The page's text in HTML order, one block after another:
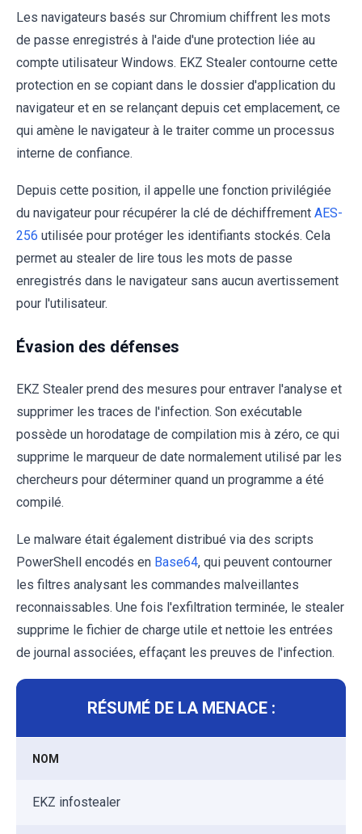
Les navigateurs basés sur Chromium chiffrent les mots
de passe enregistrés à l'aide d'une protection liée au
compte utilisateur Windows. EKZ Stealer contourne cette
protection en se copiant dans le dossier d'application du
navigateur et en se relançant depuis cet emplacement, ce
qui amène le navigateur à le traiter comme un processus
interne de confiance.
Depuis cette position, il appelle une fonction privilégiée
du navigateur pour récupérer la clé de déchiffrement AES-
256 utilisée pour protéger les identifiants stockés. Cela
permet au stealer de lire tous les mots de passe
enregistrés dans le navigateur sans aucun avertissement
pour l'utilisateur.
Évasion des défenses
EKZ Stealer prend des mesures pour entraver l'analyse et
supprimer les traces de l'infection. Son exécutable
possède un horodatage de compilation mis à zéro, ce qui
supprime le marqueur de date normalement utilisé par les
chercheurs pour déterminer quand un programme a été
compilé.
Le malware était également distribué via des scripts
PowerShell encodés en Base64, qui peuvent contourner
les filtres analysant les commandes malveillantes
reconnaissables. Une fois l'exfiltration terminée, le stealer
supprime le fichier de charge utile et nettoie les entrées
de journal associées, effaçant les preuves de l'infection.
RÉSUMÉ DE LA MENACE :
NOM
EKZ infostealer